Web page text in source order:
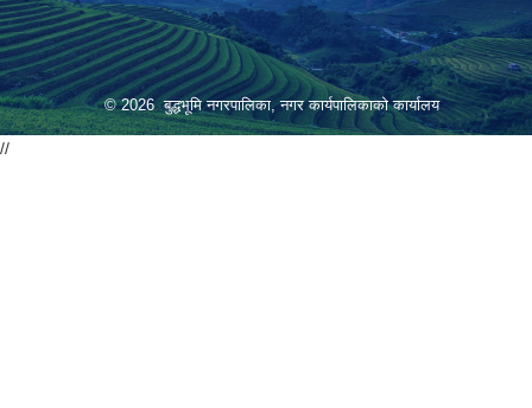
© 2026 बुद्धभूमि नगरपालिका, नगर कार्यपालिकाको कार्यालय
//